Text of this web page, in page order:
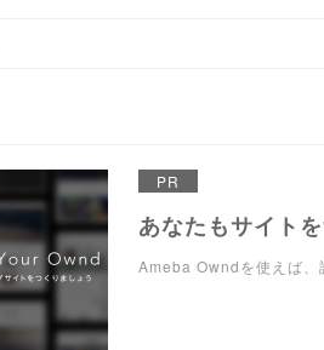
PR
あなたもサイト
Ameba Owndを使えば、